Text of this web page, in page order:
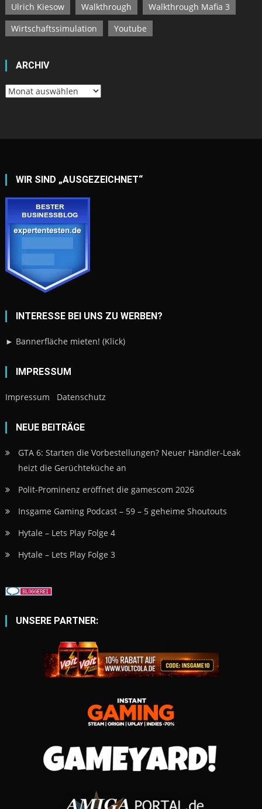
Ulrich Kiesow
Walkthrough
Walkthrough Mafia 3
Wirtschaftssimulation
Youtube
ARCHIV
Archiv
WIR SIND „AUSGEZEICHNET“
INTERESSE BEI UNS ZU WERBEN?
► Bannerfläche mieten! (Klick)
IMPRESSUM
Impressum Datenschutz
NEUE BEITRÄGE
GTA 6: Starten die Vorbestellungen? Neuer Händler-Leak
heizt die Gerüchteküche an
Polit-Prominenz eröffnet die gamescom 2026
Insgame Gaming Podcast – 59 – 5 geheime Shoutouts
Hytale – Lets Play Folge 4
Hytale – Lets Play Folge 3
UNSERE PARTNER: